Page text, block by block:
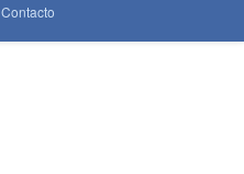
Contacto